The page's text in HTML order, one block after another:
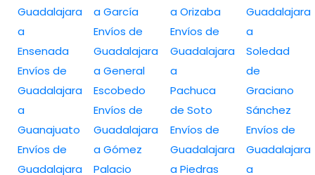
Guadalajara
a
Ensenada
Envíos de
Guadalajara
a
Guanajuato
Envíos de
Guadalajara
a García
Envíos de
Guadalajara
a General
Escobedo
Envíos de
Guadalajara
a Gómez
Palacio
a Orizaba
Envíos de
Guadalajara
a
Pachuca
de Soto
Envíos de
Guadalajara
a Piedras
Guadalajara
a
Soledad
de
Graciano
Sánchez
Envíos de
Guadalajara
a